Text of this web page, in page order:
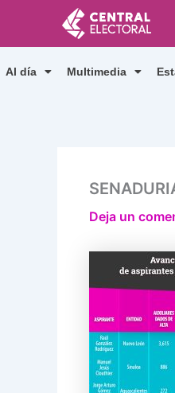
contenido
Al día Multimedia
Deja un